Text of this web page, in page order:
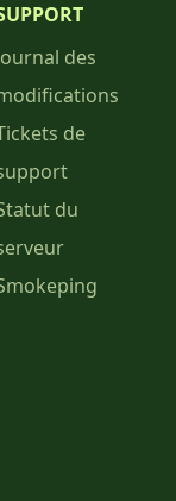
des
de
du